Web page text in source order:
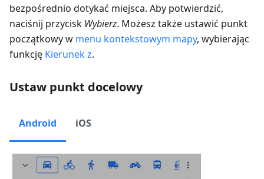
bezpośrednio dotykać miejsca. Aby potwierdzić,
naciśnij przycisk Wybierz. Możesz także ustawić punkt
początkowy w menu kontekstowym mapy, wybierając
funkcję Kierunek z.
Ustaw punkt docelowy
Android iOS